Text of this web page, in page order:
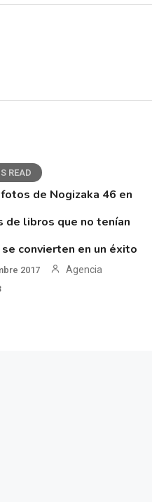
READ
de Nogizaka 46 en
de libros que no tenían
convierten en un éxito
2017
Agencia